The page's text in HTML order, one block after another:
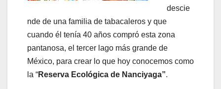
descie
nde de una familia de tabacaleros y que
cuando él tenía 40 años compró esta zona
pantanosa, el tercer lago más grande de
México, para crear lo que hoy conocemos como
la “Reserva Ecológica de Nanciyaga”.